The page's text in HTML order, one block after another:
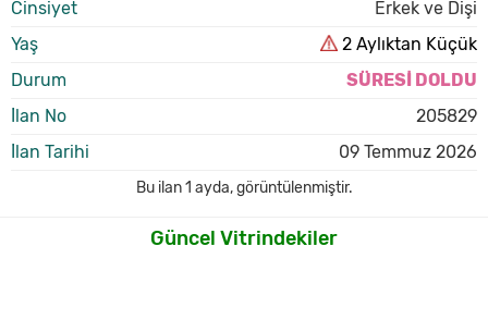
Cinsiyet
Erkek ve Dişi
Yaş
2 Aylıktan Küçük
Durum
SÜRESİ DOLDU
İlan No
205829
İlan Tarihi
09 Temmuz 2026
Bu ilan1 ayda,görüntülenmiştir.
Güncel Vitrindekiler